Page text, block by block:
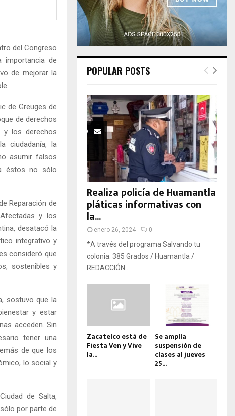
del Congreso
importancia de
de mejorar la
de Greuges de
de derechos
y los derechos
ciudadanía, la
asumir falsos
éstos no sólo
Reparación de
y los
desatacó la
integrativo y
consideró que
sostenibles y
sostuvo que la
y estar
acceden. Sin
tener una
de que los
lo social y
de Salta,
por parte de
POPULAR POSTS
Realiza policía de Huamantla
pláticas informativas con
la...
enero 26, 2024 0
*A través del programa Salvando tu
colonia. 385 Grados / Huamantla /
REDACCIÓN...
Zacatelco está de
Fiesta Ven y Vive
la...
Se amplía
suspensión de
clases al jueves
25...